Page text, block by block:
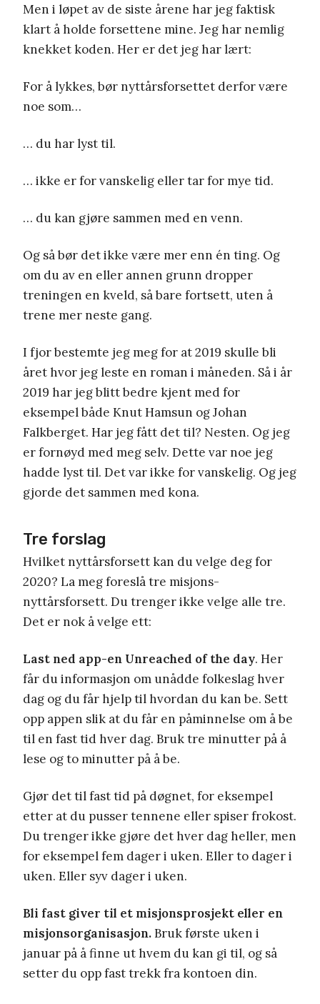
Men i løpet av de siste årene har jeg faktisk
klart å holde forsettene mine. Jeg har nemlig
knekket koden. Her er det jeg har lært:
For å lykkes, bør nyttårsforsettet derfor være
noe som…
… du har lyst til.
… ikke er for vanskelig eller tar for mye tid.
… du kan gjøre sammen med en venn.
Og så bør det ikke være mer enn én ting. Og
om du av en eller annen grunn dropper
treningen en kveld, så bare fortsett, uten å
trene mer neste gang.
I fjor bestemte jeg meg for at 2019 skulle bli
året hvor jeg leste en roman i måneden. Så i år
2019 har jeg blitt bedre kjent med for
eksempel både Knut Hamsun og Johan
Falkberget. Har jeg fått det til? Nesten. Og jeg
er fornøyd med meg selv. Dette var noe jeg
hadde lyst til. Det var ikke for vanskelig. Og jeg
gjorde det sammen med kona.
Tre forslag
Hvilket nyttårsforsett kan du velge deg for
2020? La meg foreslå tre misjons-
nyttårsforsett. Du trenger ikke velge alle tre.
Det er nok å velge ett:
Last ned app-en Unreached of the day. Her
får du informasjon om unådde folkeslag hver
dag og du får hjelp til hvordan du kan be. Sett
opp appen slik at du får en påminnelse om å be
til en fast tid hver dag. Bruk tre minutter på å
lese og to minutter på å be.
Gjør det til fast tid på døgnet, for eksempel
etter at du pusser tennene eller spiser frokost.
Du trenger ikke gjøre det hver dag heller, men
for eksempel fem dager i uken. Eller to dager i
uken. Eller syv dager i uken.
Bli fast giver til et misjonsprosjekt eller en
misjonsorganisasjon.Bruk første uken i
januar på å finne ut hvem du kan gi til, og så
setter du opp fast trekk fra kontoen din.